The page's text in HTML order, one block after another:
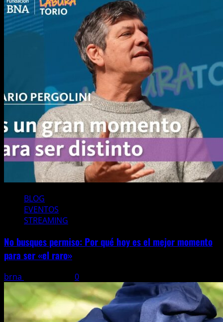
BLOG
EVENTOS
STREAMING
No busques permiso: Por qué hoy es el mejor momento
para ser «el raro»
brna 0